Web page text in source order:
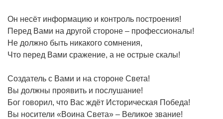
Он несёт информацию и контроль построения!
Перед Вами на другой стороне – профессионалы!
Не должно быть никакого сомнения,
Что перед Вами сражение, а не острые скалы!
Создатель с Вами и на стороне Света!
Вы должны проявить и послушание!
Бог говорил, что Вас ждёт Историческая Победа!
Вы носители «Воина Света» – Великое звание!